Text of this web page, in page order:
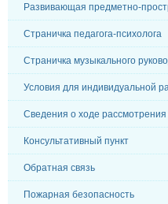
Развивающая предметно-
Страничка педагога-психолога
Страничка музыкального
Условия для индивидуальной
Сведения о ходе
Консультативный пункт
Обратная связь
Пожарная безопасность